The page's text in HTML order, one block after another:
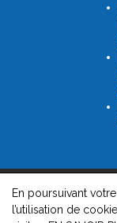
© 2026, Greffe
Mentions légales-
En poursuivant
l’utilisation de